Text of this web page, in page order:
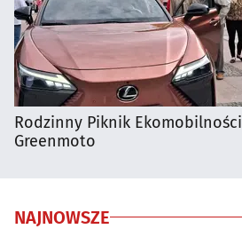
Rodzinny Piknik Ekomobilności
Greenmoto
NAJNOWSZE